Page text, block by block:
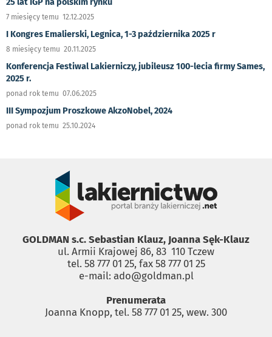
7 miesięcy temu 12.12.2025
I Kongres Emalierski, Legnica, 1-3 października 2025 r
8 miesięcy temu 20.11.2025
Konferencja Festiwal Lakierniczy, jubileusz 100-lecia firmy Sames,
2025 r.
ponad rok temu 07.06.2025
III Sympozjum Proszkowe AkzoNobel, 2024
ponad rok temu 25.10.2024
GOLDMAN s.c. Sebastian Klauz, Joanna Sęk-Klauz
ul. Armii Krajowej 86, 83 ­ 110 Tczew
tel. 58 777 01 25, fax 58 777 01 25
e-mail: ado@goldman.pl
Prenumerata
Joanna Knopp, tel. 58 777 01 25, wew. 300